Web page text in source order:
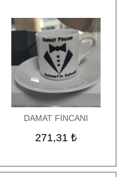
DAMAT FİNCANI
271,31 ₺